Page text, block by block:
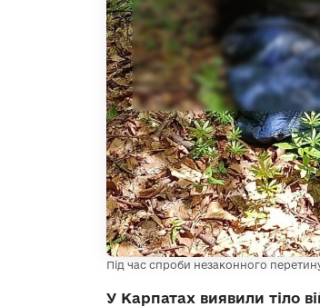
Під час спроби незаконного
У Карпатах виявили тіло